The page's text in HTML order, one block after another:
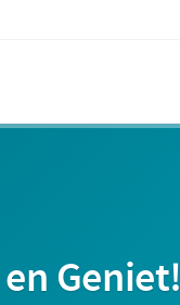
Geniet!